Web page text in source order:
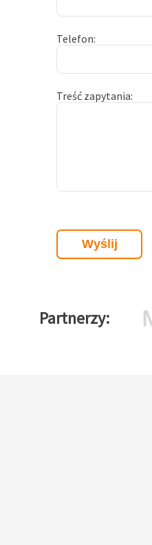
Telefon
Treść zapytania
Partnerzy